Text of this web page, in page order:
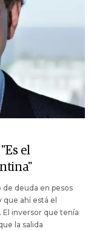
el
deuda en pesos
que ahí está el
El inversor que tenía
la salida